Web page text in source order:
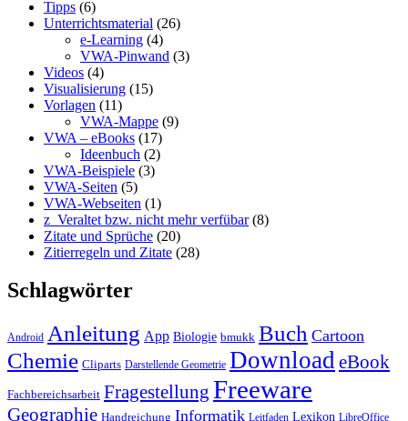
Tipps (6)
Unterrichtsmaterial (26)
e-Learning (4)
VWA-Pinwand (3)
Videos (4)
Visualisierung (15)
Vorlagen (11)
VWA-Mappe (9)
VWA – eBooks (17)
Ideenbuch (2)
VWA-Beispiele (3)
VWA-Seiten (5)
VWA-Webseiten (1)
z_Veraltet bzw. nicht mehr verfübar(8)
Zitate und Sprüche (20)
Zitierregeln und Zitate (28)
Schlagwörter
Android Anleitung App Biologie bmukk Buch Cartoon
Chemie Cliparts Darstellende Geometrie DownloadeBook
Fachbereichsarbeit Fragestellung Freeware
Geographie Handreichung Informatik Leitfaden Lexikon LibreOffice